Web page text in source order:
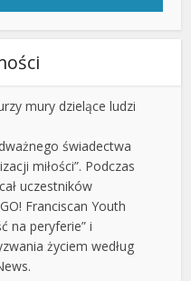
mury dzielące ludzi
świadectwa
miłości”. Podczas
uczestników
Franciscan Youth
na peryferie” i
życiem według